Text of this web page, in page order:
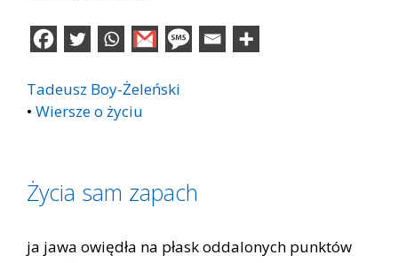
Tadeusz Boy-Żeleński
• Wiersze o życiu
Życia sam zapach
ja jawa owiędła na płask oddalonych punktów